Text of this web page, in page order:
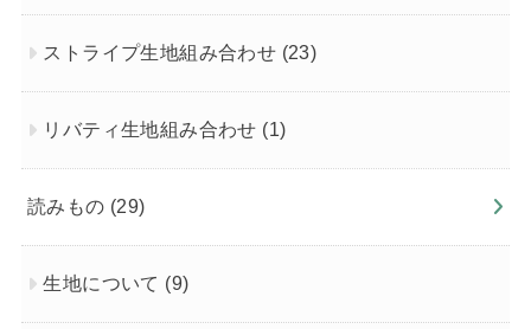
ストライプ生地組み合わせ (23)
リバティ生地組み合わせ (1)
読みもの (29)
生地について (9)